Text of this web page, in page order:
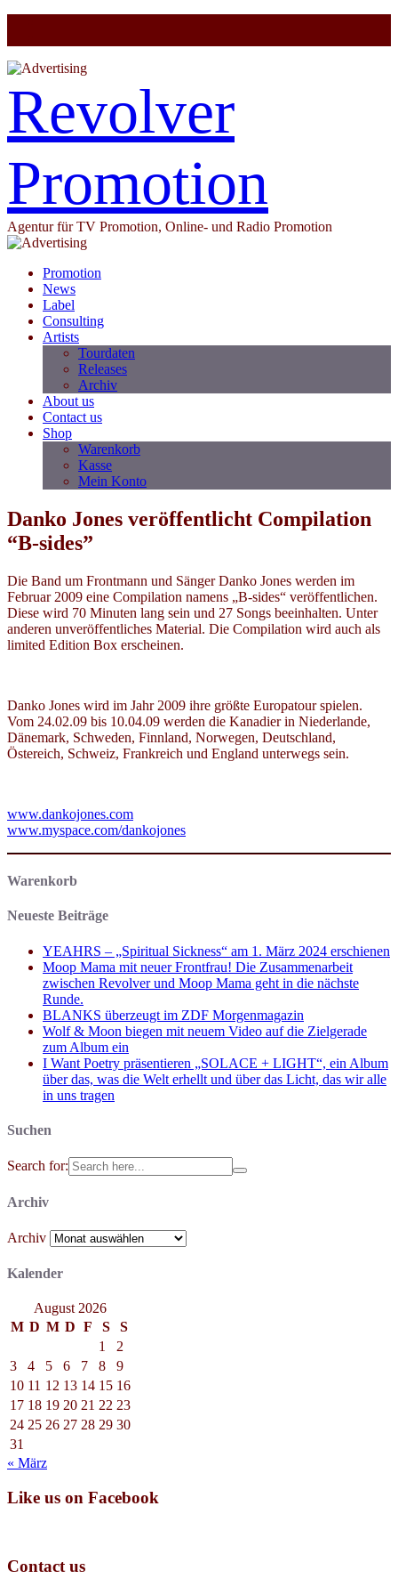
Revolver
Promotion
Agentur für TV Promotion, Online- und Radio Promotion
Promotion
News
Label
Consulting
Artists
Tourdaten
Releases
Archiv
About us
Contact us
Shop
Warenkorb
Kasse
Mein Konto
Danko Jones veröffentlicht Compilation
“B-sides”
Die Band um Frontmann und Sänger Danko Jones werden im
Februar 2009 eine Compilation namens „B-sides“ veröffentlichen.
Diese wird 70 Minuten lang sein und 27 Songs beeinhalten. Unter
anderen unveröffentliches Material. Die Compilation wird auch als
limited Edition Box erscheinen.
Danko Jones wird im Jahr 2009 ihre größte Europatour spielen.
Vom 24.02.09 bis 10.04.09 werden die Kanadier in Niederlande,
Dänemark, Schweden, Finnland, Norwegen, Deutschland,
Östereich, Schweiz, Frankreich und England unterwegs sein.
www.dankojones.com
www.myspace.com/dankojones
Warenkorb
Neueste Beiträge
YEAHRS – „Spiritual Sickness“ am 1. März 2024 erschienen
Moop Mama mit neuer Frontfrau! Die Zusammenarbeit
zwischen Revolver und Moop Mama geht in die nächste
Runde.
BLANKS überzeugt im ZDF Morgenmagazin
Wolf & Moon biegen mit neuem Video auf die Zielgerade
zum Album ein
I Want Poetry präsentieren „SOLACE + LIGHT“, ein Album
über das, was die Welt erhellt und über das Licht, das wir alle
in uns tragen
Suchen
Search for:
Archiv
Archiv
Kalender
August 2026
M D M D F S
S
1
2
3
4 5 6 7 8
9
10 11 12 13 14 15 16
17 18 19 20 21 22 23
24 25 26 27 28 29 30
31
« März
Like us on Facebook
Contact us